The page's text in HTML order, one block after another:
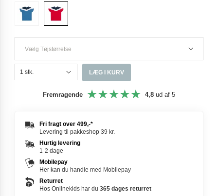
Vælg Tøjstørrelse
LÆG I KURV
Fremragende 4,8 ud af 5
Fri fragt over 499,-*
Levering til pakkeshop 39 kr.
Hurtig levering
1-2 dage
Mobilepay
Her kan du handle med Mobilepay
Returret
Hos Onlinekids har du 365 dages returret